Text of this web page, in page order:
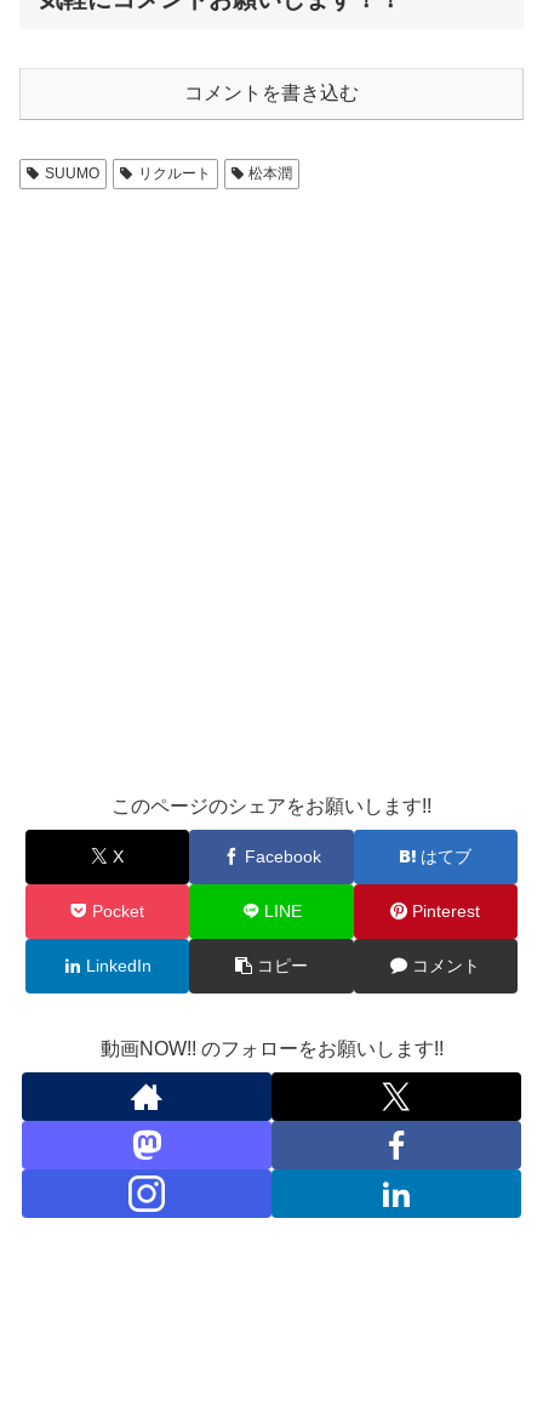
コメントを書き込む
SUUMO リクルート 松本潤
このページのシェアをお願いします!!
X Facebook はてブ
Pocket LINE Pinterest
LinkedIn コピー コメント
動画NOW!! のフォローをお願いします!!